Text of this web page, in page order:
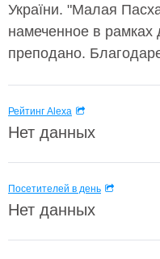
України. "Малая
намеченное в
преподано.
Рейтинг Alexa
Нет данных
Посетителей в день
Нет данных